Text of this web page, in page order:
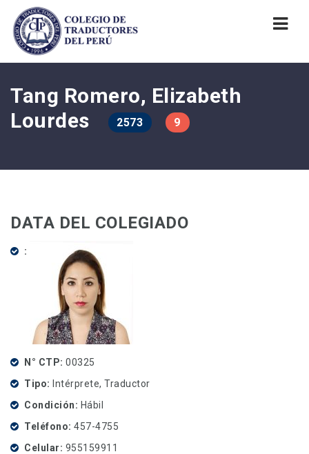
Tang Romero, Elizabeth
Lourdes
2573 9
DATA DEL COLEGIADO
N° CTP 00325
Tipo Intérprete, Traductor
Condición
Hábil
Teléfono 457-4755
Celular
955159911